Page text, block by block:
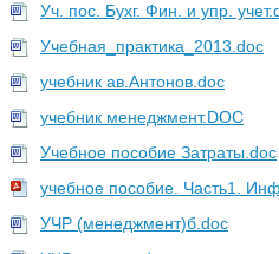
Уч. пос. Бухг. Фин. и упр.
Учебная_практика_2013.doc
учебник ав.Антонов.doc
учебник менеджмент.DOC
Учебное пособие Затраты.doc
учебное пособие. Часть1.
УЧР (менеджмент)б.doc